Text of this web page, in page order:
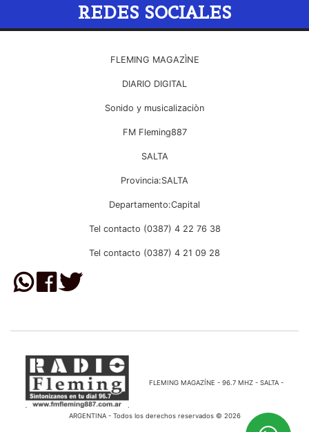
REDES SOCIALES
FLEMING MAGAZÌNE
DIARIO DIGITAL
Sonido y musicalizaciòn
FM Fleming887
SALTA
Provincia:SALTA
Departamento:Capital
Tel contacto (0387) 4 22 76 38
Tel contacto (0387) 4 21 09 28
FLEMING MAGAZÍNE - 96.7 MHZ - SALTA -
ARGENTINA - Todos los derechos reservados © 2026